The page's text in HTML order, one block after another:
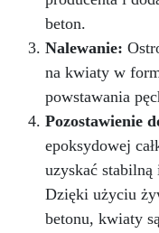
beton.
Nalewanie:
na kwiaty w
powstawania
Pozostawienie
epoksydowej
uzyskać
Dzięki użyciu
betonu, kwiaty